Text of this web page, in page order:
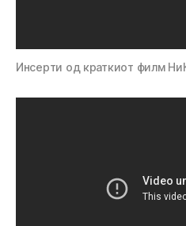
Инсерти од краткиот филм